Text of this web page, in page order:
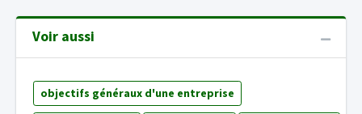
Voir aussi
objectifs généraux d'une entreprise